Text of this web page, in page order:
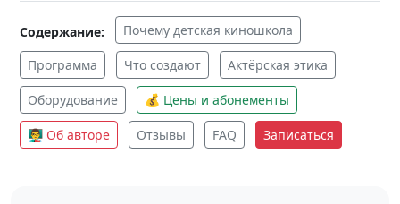
Содержание: Почему детская киношкола
Программа Что создают Актёрская этика
Оборудование 💰 Цены и абонементы
👨‍🏫 Об авторе Отзывы FAQ Записаться